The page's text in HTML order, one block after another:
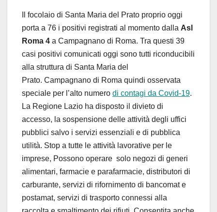
Il focolaio di Santa Maria del Prato proprio oggi
porta a 76 i positivi registrati al momento dalla Asl
Roma 4 a Campagnano di Roma. Tra questi 39
casi positivi comunicati oggi sono tutti riconducibili
alla struttura di Santa Maria del
Prato. Campagnano di Roma quindi osservata
speciale per l’alto numero di contagi da Covid-19.
La Regione Lazio ha disposto il divieto di
accesso, la sospensione delle attività degli uffici
pubblici salvo i servizi essenziali e di pubblica
utilità. Stop a tutte le attività lavorative per le
imprese, Possono operare solo negozi di generi
alimentari, farmacie e parafarmacie, distributori di
carburante, servizi di rifornimento di bancomat e
postamat, servizi di trasporto connessi alla